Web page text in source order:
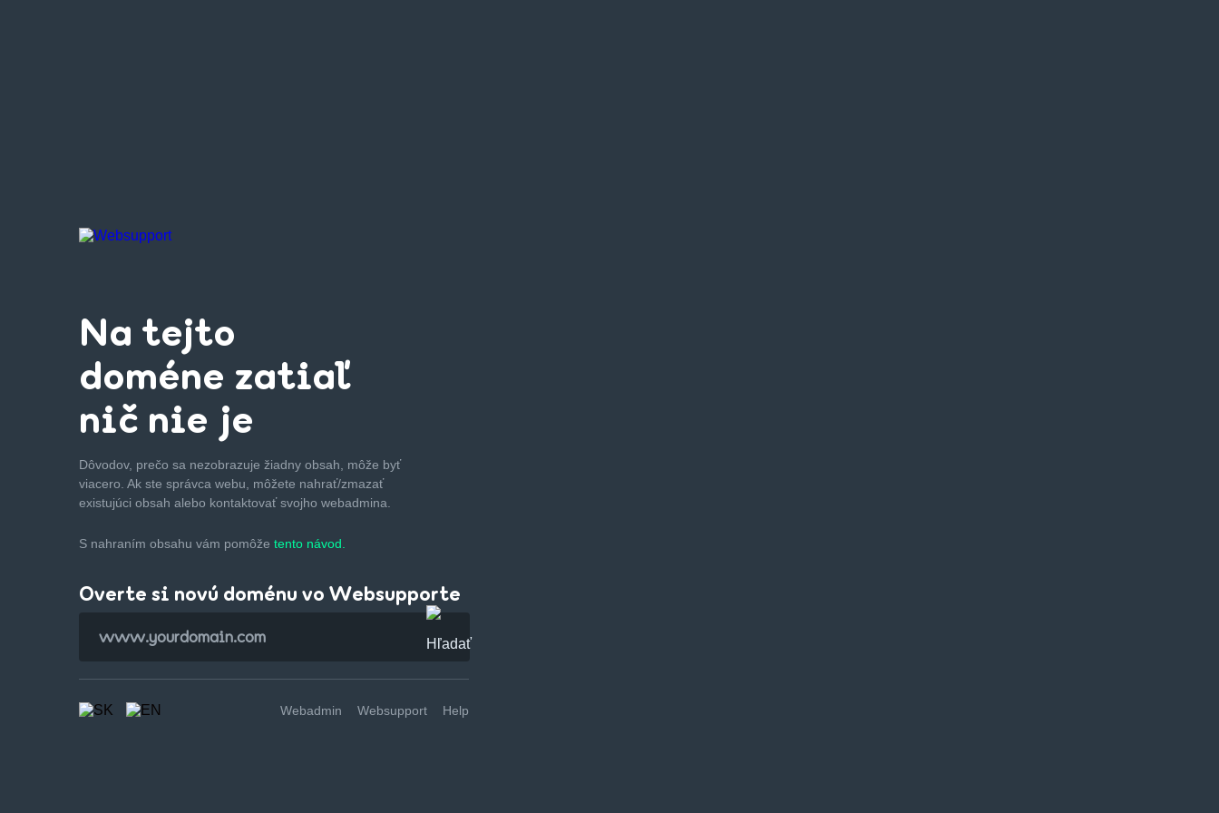
Na tejto
doméne zatiaľ
nič nie je
Dôvodov, prečo sa nezobrazuje žiadny obsah, môže byť
viacero. Ak ste správca webu, môžete nahrať/zmazať
existujúci obsah alebo kontaktovať svojho webadmina.
S nahraním obsahu vám pomôže tento návod.
Overte si novú doménu vo Websupporte
Webadmin Websupport Help